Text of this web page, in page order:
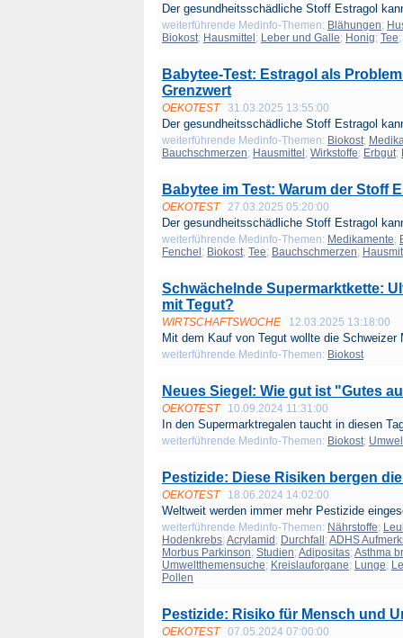
Der gesundheitsschädliche Stoff Estragol
weiterführende Medinfo-Themen: Blähungen;
Biokost; Hausmittel ; Leber und Galle; Honig; Tee;
Babytee-Test: Estragol als
Grenzwert
OEKOTEST 31.03.2025 13:55:00
Der gesundheitsschädliche Stoff Estragol
weiterführende Medinfo-Themen: Biokost;
Bauchschmerzen; Hausmittel ; Wirkstoffe; Erbgut;
Babytee im Test: Warum der Stoff
OEKOTEST 27.03.2025 05:20:00
Der gesundheitsschädliche Stoff Estragol
weiterführende Medinfo-Themen: Medikamente;
Fenchel ; Biokost; Tee; Bauchschmerzen;
Schwächelnde Supermarktkette:
mit Tegut?
WIRTSCHAFTSWOCHE 12.03.2025 13:18:00
Mit dem Kauf von Tegut wollte die Schweizer
weiterführende Medinfo-Themen: Biokost
Neues Siegel: Wie gut ist "Gutes
OEKOTEST 10.09.2024 11:31:00
In den Supermarktregalen taucht in diesen
weiterführende Medinfo-Themen: Biokost;
Pestizide: Diese Risiken bergen
OEKOTEST 18.06.2024 14:02:00
Weltweit werden immer mehr Pestizide
weiterführende Medinfo-Themen: Nährstoffe;
Hodenkrebs; Acrylamid ; Durchfall ; ADHS
Morbus Parkinson; Studien; Adipositas; Asthma
Umweltthemensuche; Kreislauforgane; Lunge;
Pollen
Pestizide: Risiko für Mensch und
OEKOTEST 07.05.2024 07:00:00